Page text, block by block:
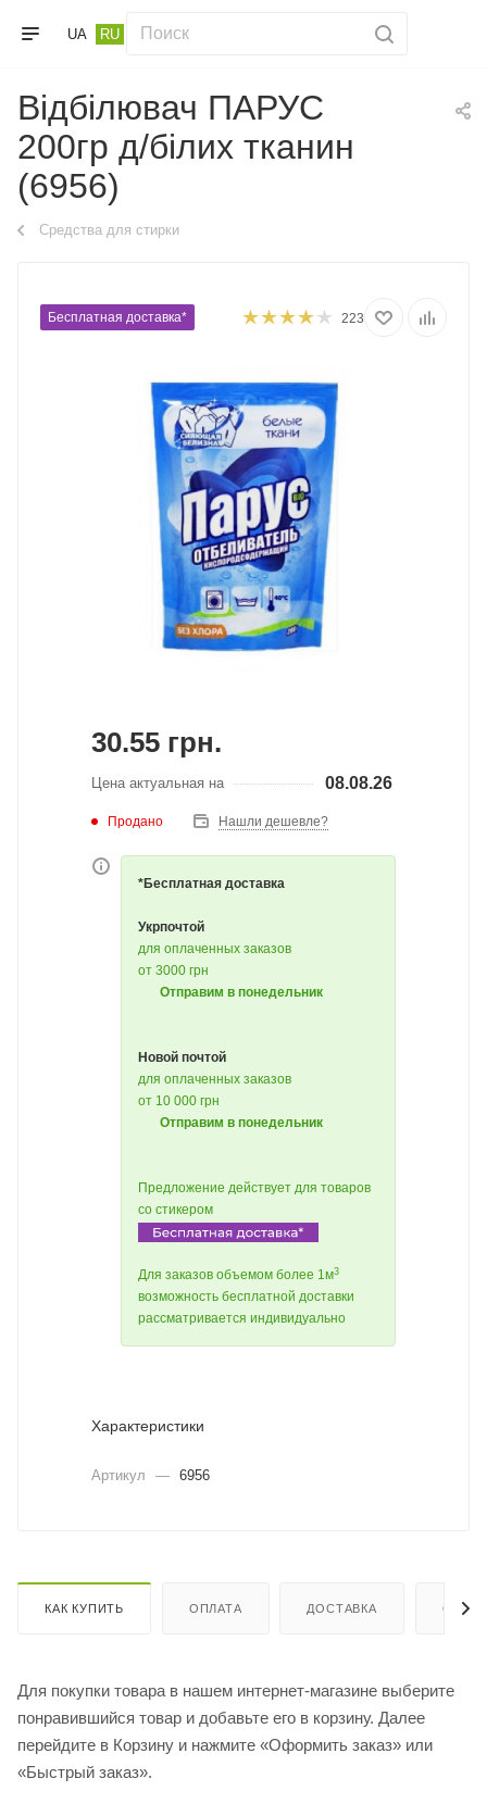
UA RU
Відбілювач ПАРУС
200гр д/білих тканин
(6956)
Средства для стирки
Бесплатная доставка* 223
30.55 грн.
Цена актуальная на 08.08.26
Продано Нашли дешевле?
*Бесплатная доставка
Укрпочтой
для оплаченных заказов
от 3000 грн
Отправим в понедельник
Новой почтой
для оплаченных заказов
от 10 000 грн
Отправим в понедельник
Предложение действует для товаров
со стикером
Для заказов объемом более 1м3
возможность бесплатной доставки
рассматривается индивидуально
Характеристики
Артикул — 6956
КАК КУПИТЬ ОПЛАТА ДОСТАВКА
Для покупки товара в нашем интернет-магазине выберите
понравившийся товар и добавьте его в корзину. Далее
перейдите в Корзину и нажмите «Оформить заказ» или
«Быстрый заказ».